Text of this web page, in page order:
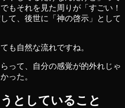
もそれを見た周りが「すごい！
て、後世に「神の啓示」として
も自然な流れですね。
って、自分の感覚が的外れじゃ
った。
としていること